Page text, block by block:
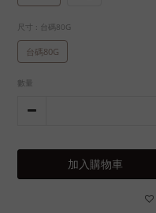
尺寸 : 台碼80G
台碼80G
數量
加入購物車